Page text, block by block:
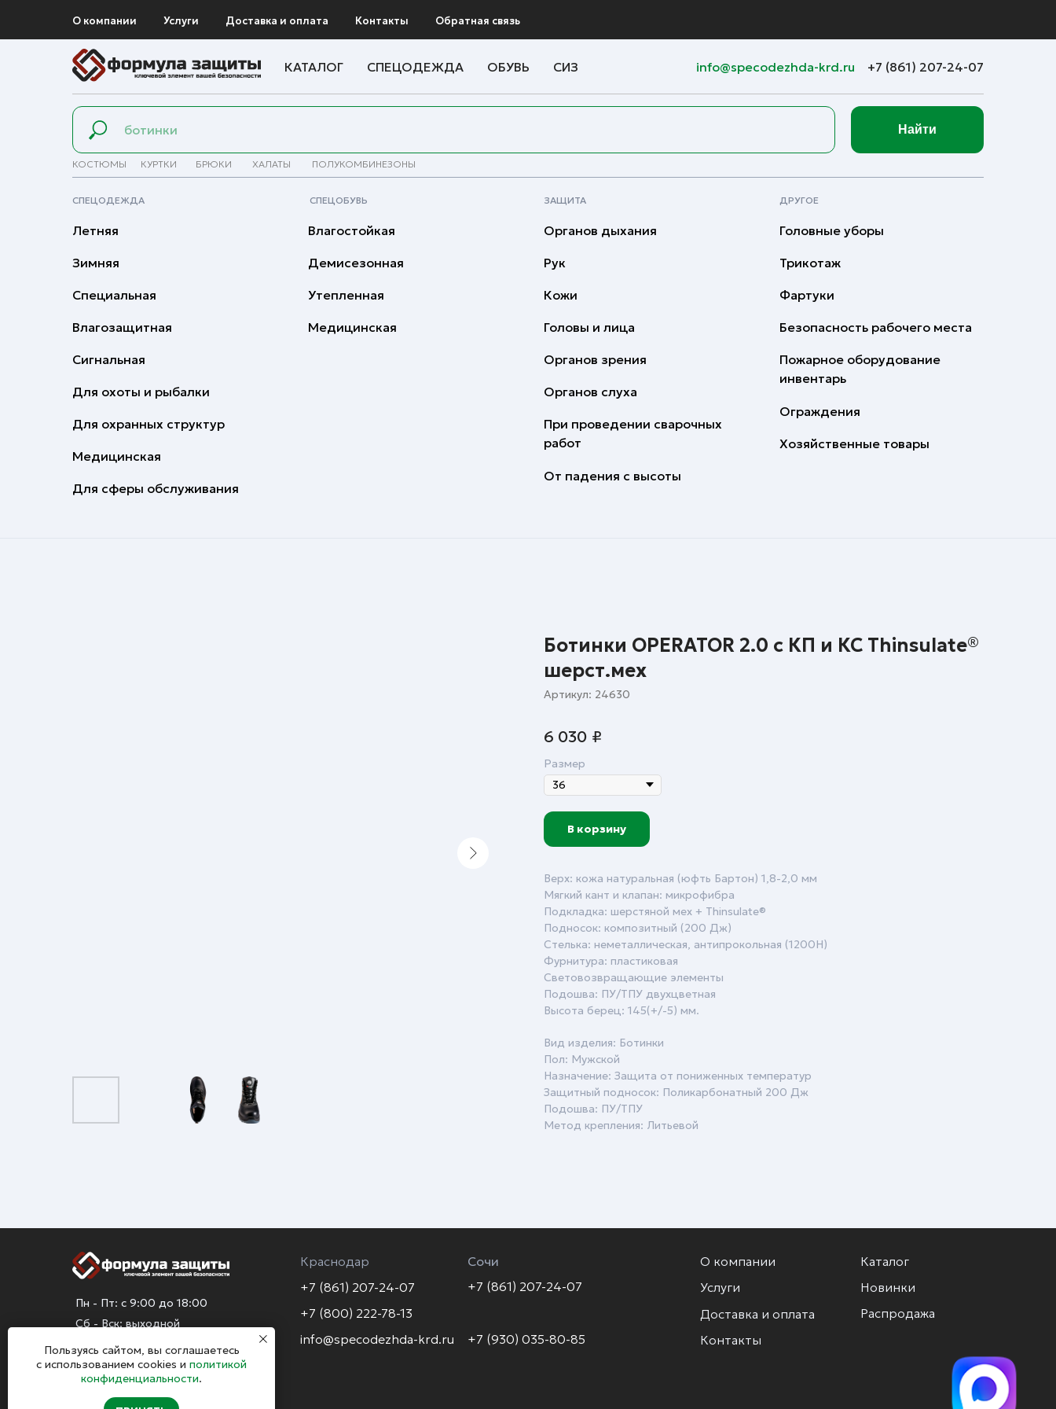
О компании Услуги Доставка и оплата Контакты Обратная связь
КАТАЛОГ СПЕЦОДЕЖДА ОБУВЬ СИЗ info@specodezhda-krd.ru +7 (861) 207-24-07
Найти
ПОЛУКОМБИНЕЗОНЫ
ХАЛАТЫ
БРЮКИ
КОСТЮМЫ КУРТКИ
Летняя
Для охранных структур
Влагостойкая Органов дыхания
Зимняя
Головные уборы
Медицинская
Рук
Специальная
Трикотаж
Головы и лица
Кожи
Влагозащитная
Фартуки
Органов зрения
Безопасность рабочего места
Сигнальная
Для охоты и рыбалки
При проведении сварочных
работ
Пожарное оборудование
инвентарь
Медицинская
Демисезонная
Органов слуха
Ограждения
Для сферы обслуживания
Утепленная
От падения с высоты
Хозяйственные товары
СПЕЦОДЕЖДА СПЕЦОБУВЬ ЗАЩИТА ДРУГОЕ
Ботинки OPERATOR 2.0 с КП и КС Thinsulate®
шерст.мех
Артикул: 24630
6 030 ₽
Размер
В корзину
Верх: кожа натуральная (юфть Бартон) 1,8-2,0 мм
Мягкий кант и клапан: микрофибра
Подкладка: шерстяной мех + Thinsulate®
Подносок: композитный (200 Дж)
Стелька: неметаллическая, антипрокольная (1200H)
Фурнитура: пластиковая
Cветовозвращающие элементы
Подошва: ПУ/ТПУ двухцветная
Высота берец: 145(+/-5) мм.
Вид изделия: Ботинки
Пол: Мужской
Назначение: Защита от пониженных температур
Защитный подносок: Поликарбонатный 200 Дж
Подошва: ПУ/ТПУ
Метод крепления: Литьевой
Пользуясь сайтом, вы соглашаетесь
с использованием cookies и политикой
конфиденциальности.
Краснодар
Сочи
+7 (861) 207-24-07
+7 (861) 207-24-07
+7 (800) 222-78-13
+7 (930) 035-80-85
info@specodezhda-krd.ru
Пн - Пт: с 9:00 до 18:00
Сб - Вск: выходной
О компании
Услуги
Доставка и оплата
Контакты
Каталог
Новинки
Распродажа